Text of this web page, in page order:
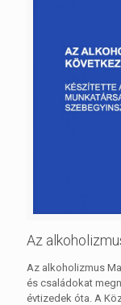
Az
Az alkoholizmus
és családokat
évtizedek óta. A